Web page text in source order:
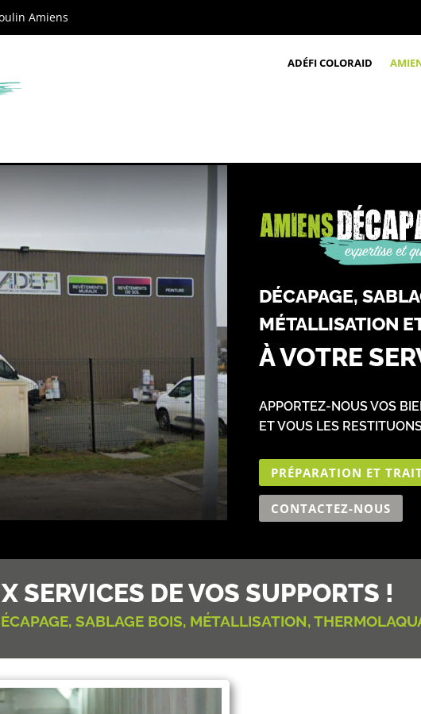
Amiens
ADÉFI COLORAID
DÉCAPAGE,
MÉTALLISATION
À VOTRE
APPORTEZ-NOUS VOS
ET VOUS LES
PRÉPARATION ET
CONTACTEZ-NOUS
SERVICES DE VOS SUPPORTS !
SABLAGE BOIS, MÉTALLISATION,